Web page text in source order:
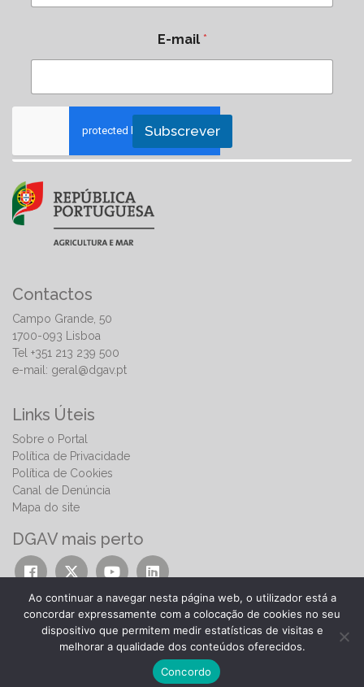
E-mail *
Subscrever
Contactos
Campo Grande, 50
1700-093 Lisboa
Tel +351 213 239 500
e-mail: geral@dgav.pt
Links Úteis
Sobre o Portal
Política de Privacidade
Política de Cookies
Canal de Denúncia
Mapa do site
DGAV mais perto
© 2026 | Direção-Geral de Alimentação e Veterinária
Ao continuar a navegar nesta página web, o utilizador está a
concordar expressamente com a colocação de cookies no seu
dispositivo que permitem medir estatísticas de visitas e
melhorar a qualidade dos conteúdos oferecidos.
Concordo